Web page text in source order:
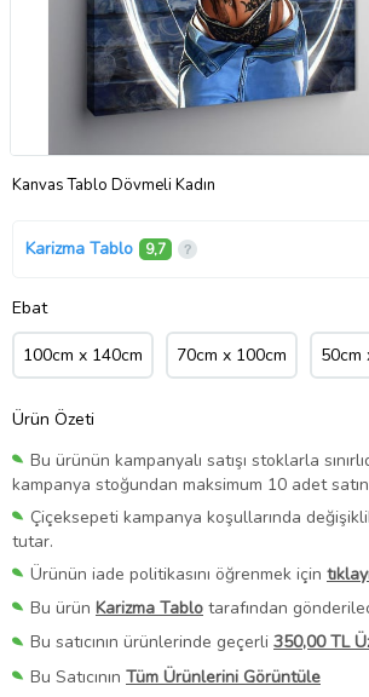
Kanvas Tablo Dövmeli Kadın
Karizma Tablo 9,7
Ebat
100cm x 140cm 70cm x 100cm 50cm
Ürün Özeti
Bu ürünün kampanyalı satışı stoklarla
kampanya stoğundan maksimum 10 adet
Çiçeksepeti kampanya koşullarında
tutar.
Ürünün iade politikasını öğrenmek için
Bu ürün Karizma Tablo tarafından
Bu satıcının ürünlerinde geçerli 350,00 TL
Bu Satıcının Tüm Ürünlerini Görüntüle